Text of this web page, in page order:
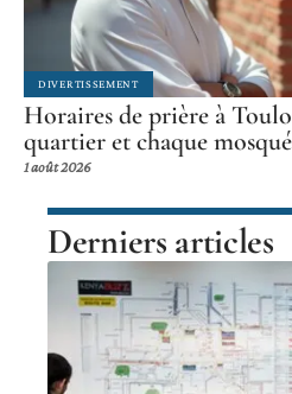
DIVERTISSEMENT
Horaires de prière à
quartier et chaque
1 août 2026
Derniers articles